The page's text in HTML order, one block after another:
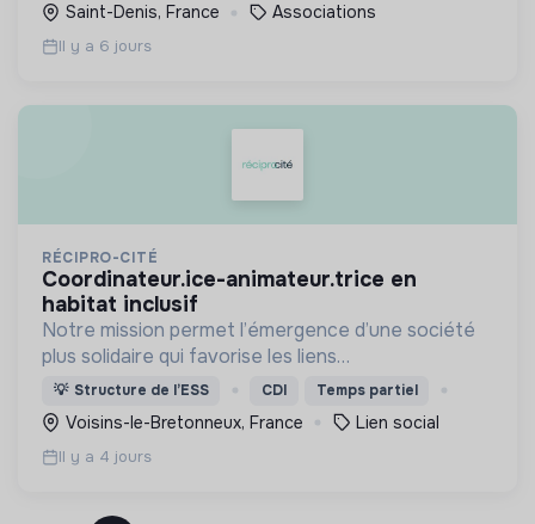
Saint-Denis, France Associations
Il y a 6 jours
RÉCIPRO-CITÉ
coordinateur.ice-animateur.trice en
habitat inclusif
Notre mission permet l’émergence d’une société
plus solidaire qui favorise les liens
intergénérationnels pour accompagner le
vieillissement de la population et agir contre le
délitement du lien social
💡 Structure de l’ESS CDI Temps partiel
Voisins-le-Bretonneux, France Lien social
Il y a 4 jours